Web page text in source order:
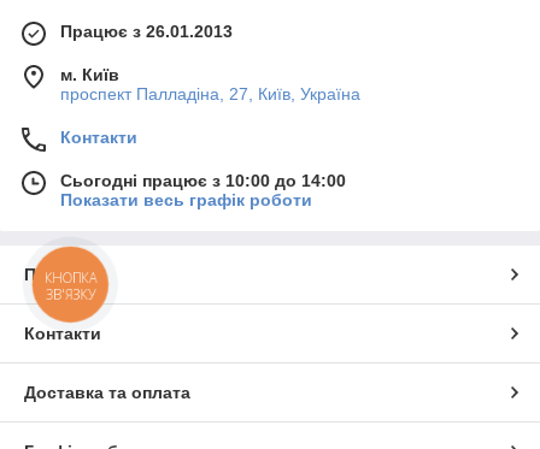
Працює з 26.01.2013
м. Київ
проспект Палладіна, 27, Київ, Україна
Контакти
Сьогодні працює з 10:00 до 14:00
Показати весь графік роботи
Про нас
Контакти
Доставка та оплата
КНОПКА
ЗВ'ЯЗКУ